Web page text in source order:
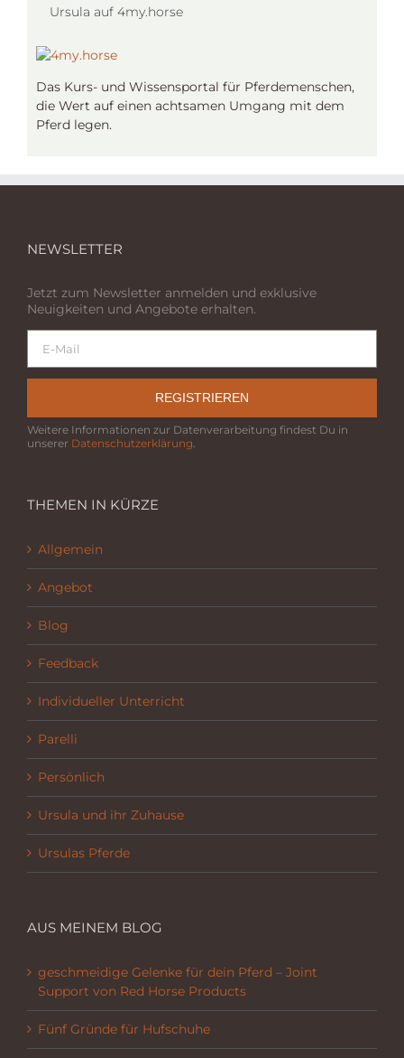
Ursula auf 4my.horse
Das Kurs- und Wissensportal für Pferdemenschen,
die Wert auf einen achtsamen Umgang mit dem
Pferd legen.
NEWSLETTER
Jetzt zum Newsletter anmelden und exklusive
Neuigkeiten und Angebote erhalten.
REGISTRIEREN
Weitere Informationen zur Datenverarbeitung findest Du in
unserer Datenschutzerklärung.
THEMEN IN KÜRZE
Allgemein
Angebot
Blog
Feedback
Individueller Unterricht
Parelli
Persönlich
Ursula und ihr Zuhause
Ursulas Pferde
AUS MEINEM BLOG
geschmeidige Gelenke für dein Pferd – Joint
Support von Red Horse Products
Fünf Gründe für Hufschuhe